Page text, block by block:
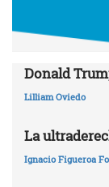
Donald
Lilliam Oviedo
La
Ignacio Figueroa